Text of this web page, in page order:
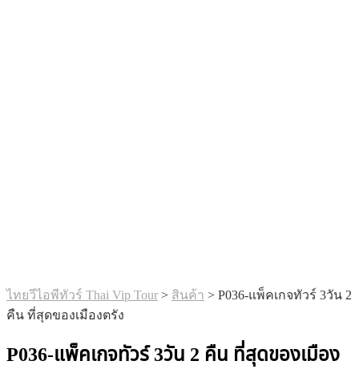
ไทยวีไอพีทัวร์ Thai Vip Tour > สินค้า > P036-แพ็คเกจทัวร์ 3วัน 2
คืน ที่สุดของเมืองตรัง
P036-แพ็คเกจทัวร์ 3วัน 2 คืน ที่สุดของเมือง